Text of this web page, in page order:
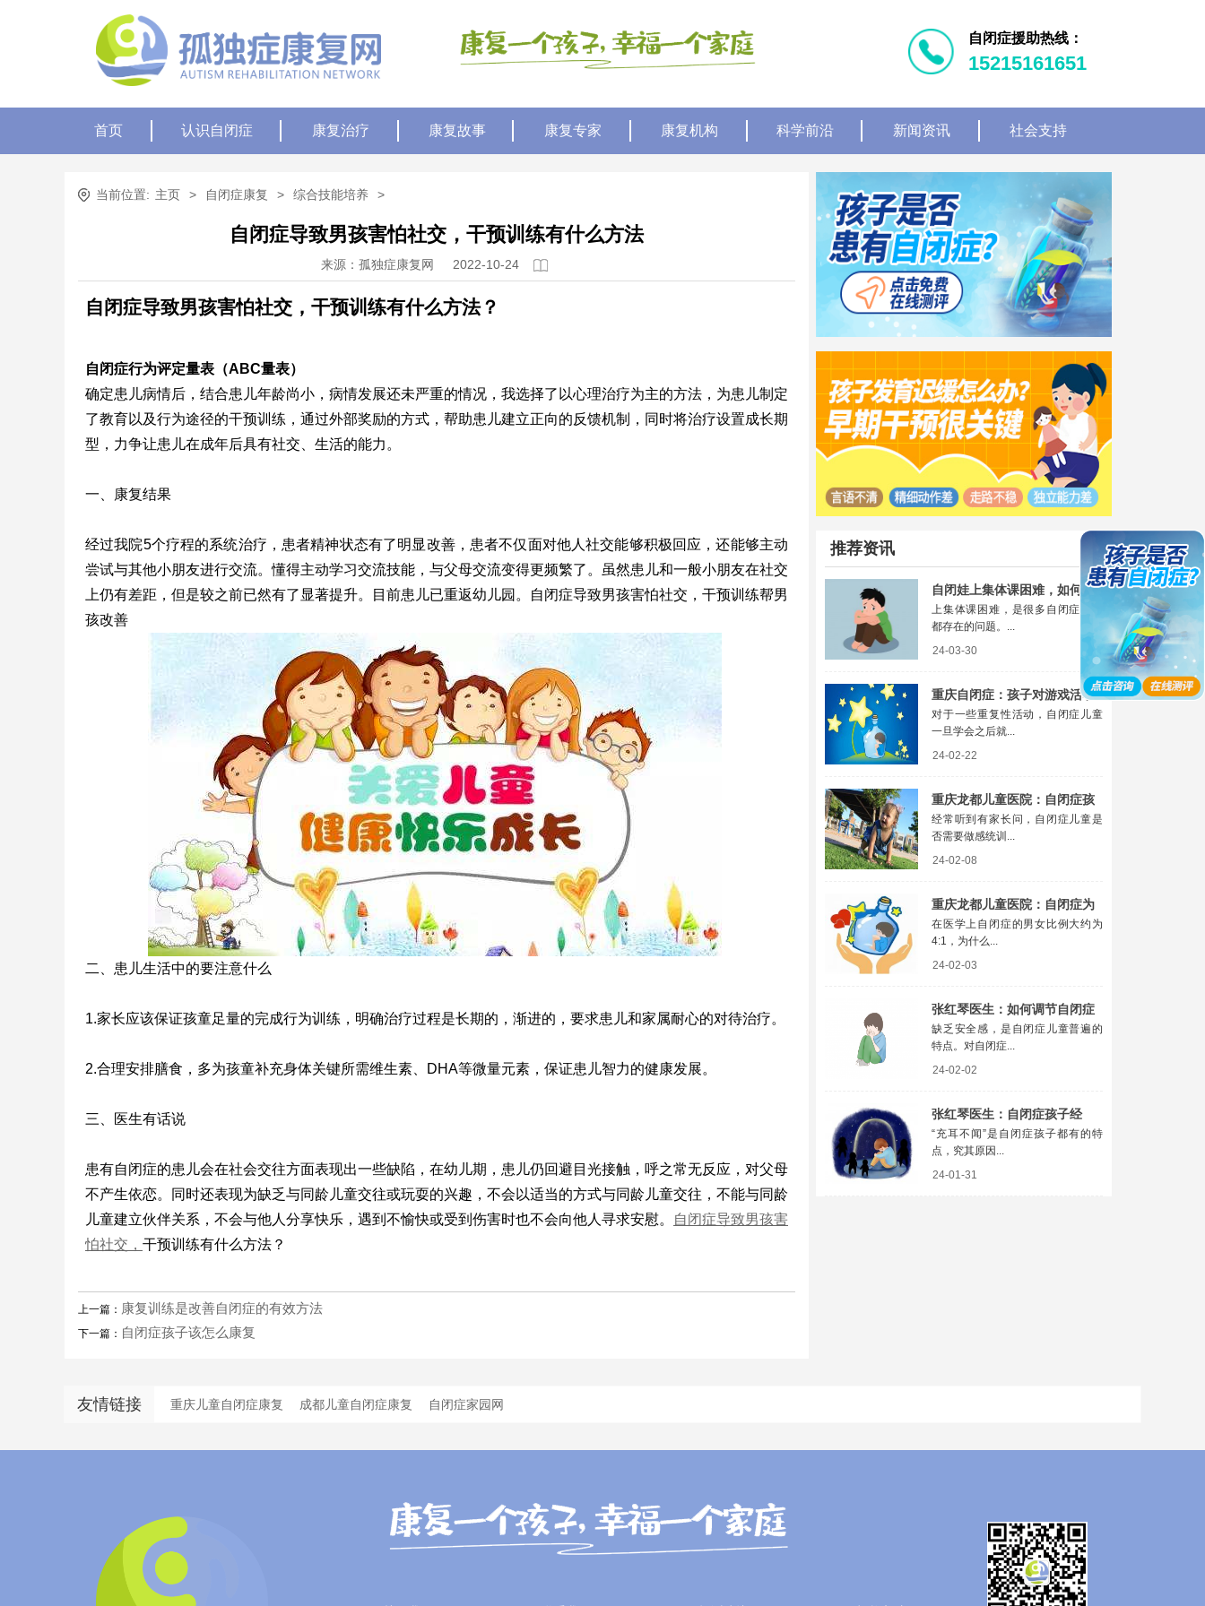
自闭症援助热线：
15215161651
首页 认识自闭症 康复治疗 康复故事 康复专家 康复机构 科学前沿 新闻资讯 社会支持
当前位置: 主页 > 自闭症康复 > 综合技能培养 >
自闭症导致男孩害怕社交，干预训练有什么方法
来源：孤独症康复网 2022-10-24
自闭症导致男孩害怕社交，干预训练有什么方法？
自闭症行为评定量表（ABC量表）
确定患儿病情后，结合患儿年龄尚小，病情发展还未严重的情况，我选择了以心理治疗为主的方法，为患儿制定
了教育以及行为途径的干预训练，通过外部奖励的方式，帮助患儿建立正向的反馈机制，同时将治疗设置成长期
型，力争让患儿在成年后具有社交、生活的能力。
一、康复结果
经过我院5个疗程的系统治疗，患者精神状态有了明显改善，患者不仅面对他人社交能够积极回应，还能够主动
尝试与其他小朋友进行交流。懂得主动学习交流技能，与父母交流变得更频繁了。虽然患儿和一般小朋友在社交
上仍有差距，但是较之前已然有了显著提升。目前患儿已重返幼儿园。自闭症导致男孩害怕社交，干预训练帮男
孩改善
二、患儿生活中的要注意什么
1.家长应该保证孩童足量的完成行为训练，明确治疗过程是长期的，渐进的，要求患儿和家属耐心的对待治疗。
2.合理安排膳食，多为孩童补充身体关键所需维生素、DHA等微量元素，保证患儿智力的健康发展。
三、医生有话说
患有自闭症的患儿会在社会交往方面表现出一些缺陷，在幼儿期，患儿仍回避目光接触，呼之常无反应，对父母
不产生依恋。同时还表现为缺乏与同龄儿童交往或玩耍的兴趣，不会以适当的方式与同龄儿童交往，不能与同龄
儿童建立伙伴关系，不会与他人分享快乐，遇到不愉快或受到伤害时也不会向他人寻求安慰。
自闭症导致男孩害
怕社交， 干预训练有什么方法？
上一篇： 康复训练是改善自闭症的有效方法
下一篇： 自闭症孩子该怎么康复
推荐资讯
自闭娃上集体课困难，如何有
效帮助他们？
上集体课困难，是很多自闭症儿童
都存在的问题。...
24-03-30
重庆自闭症：孩子对游戏活动
没兴趣怎么办
对于一些重复性活动，自闭症儿童
一旦学会之后就...
24-02-22
重庆龙都儿童医院：自闭症孩
子是否需要做感统训练
经常听到有家长问，自闭症儿童是
否需要做感统训...
24-02-08
重庆龙都儿童医院：自闭症为
什么“男多女少”
在医学上自闭症的男女比例大约为
4:1，为什么...
24-02-03
张红琴医生：如何调节自闭症
儿童的心理
缺乏安全感，是自闭症儿童普遍的
特点。对自闭症...
24-02-02
张红琴医生：自闭症孩子经
常“充耳不闻”怎么办
“充耳不闻”是自闭症孩子都有的特
点，究其原因...
24-01-31
友情链接 重庆儿童自闭症康复 成都儿童自闭症康复 自闭症家园网